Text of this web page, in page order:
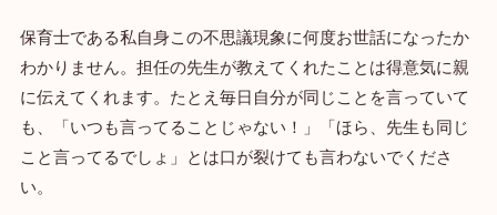
保育士である私自身この不思議現象に何度お世話になったか
わかりません。担任の先生が教えてくれたことは得意気に親
に伝えてくれます。たとえ毎日自分が同じことを言っていて
も、「いつも言ってることじゃない！」「ほら、先生も同じ
こと言ってるでしょ」とは口が裂けても言わないでくださ
い。